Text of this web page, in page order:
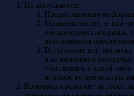
Не допускается:
Предоставление
Мошенничество, в том
вредоносных программ,
программном
Вступление или попытка
или намерение
участвовать в какой-
игроком во время игры
Компания сохраняет за собой